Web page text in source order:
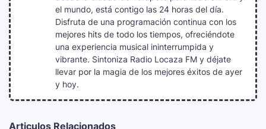
el mundo, está contigo las 24 horas del día.
Disfruta de una programación continua con los
mejores hits de todo los tiempos, ofreciéndote
una experiencia musical ininterrumpida y
vibrante. Sintoniza Radio Locaza FM y déjate
llevar por la magia de los mejores éxitos de ayer
y hoy.
Articulos Relacionados